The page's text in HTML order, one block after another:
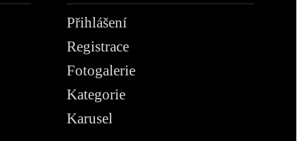
Přihlášení
Registrace
Fotogalerie
Kategorie
Karusel